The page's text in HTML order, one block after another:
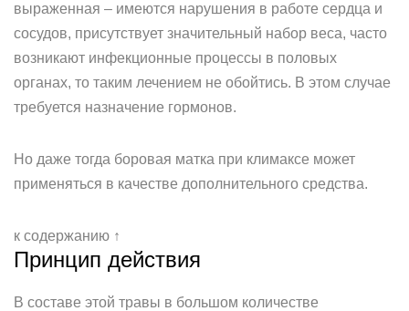
выраженная – имеются нарушения в работе сердца и
сосудов, присутствует значительный набор веса, часто
возникают инфекционные процессы в половых
органах, то таким лечением не обойтись. В этом случае
требуется назначение гормонов.
Но даже тогда боровая матка при климаксе может
применяться в качестве дополнительного средства.
к содержанию ↑
Принцип действия
В составе этой травы в большом количестве